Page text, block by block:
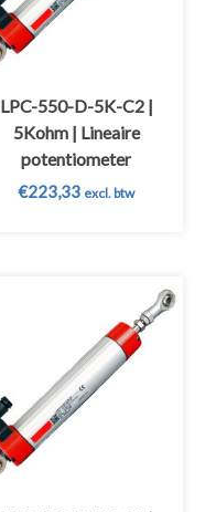
LPC-550-D-5K-C2 |
5Kohm | Lineaire
potentiometer
€223,33 excl. btw